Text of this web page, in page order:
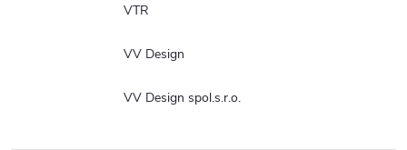
VTR
VV Design
VV Design spol.s.r.o.